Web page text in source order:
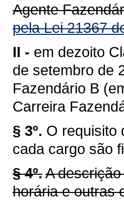
Agente
pela Lei 21367
II - em dezoito
de setembro de
Fazendário B
Carreira
§ 3º. O requisito
cada cargo são
§ 4º.A
horária e outras